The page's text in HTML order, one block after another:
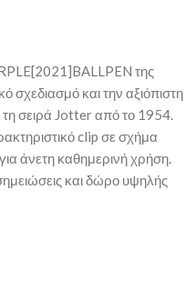
της
σχεδιασμό και την αξιόπιστη
τη σειρά Jotter από το 1954.
clip σε σχήμα
άνετη καθημερινή χρήση.
και δώρο υψηλής